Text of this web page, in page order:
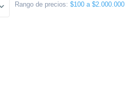
Rango de precios: $100 a $2.000.000